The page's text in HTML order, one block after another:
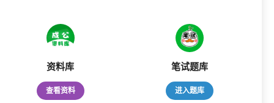
资料库
查看资料
笔试题库
进入题库